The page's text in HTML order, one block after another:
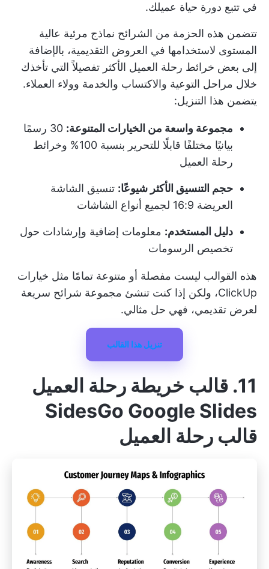
في تتبع دورة حياة عميلك.
تتضمن هذه الحزمة من الشرائح نماذج مرئية عالية
المستوى لاستخدامها في العروض التقديمية، بالإضافة
إلى بعض خرائط رحلة العميل الأكثر تفصيلاً التي تأخذك
خلال مراحل التوعية والاكتساب والخدمة وولاء العملاء.
يتضمن هذا التنزيل:
مجموعة واسعة من الخيارات المتنوعة:
30 رسمًا
بيانيًا مختلفًا قابلًا للتحرير بنسبة 100% وخرائط
رحلة العميل
حجم التنسيق الأكثر شيوعًا: تنسيق الشاشة
العريضة 16:9 لجميع أنواع الشاشات
دليل المستخدم: معلومات إضافية وإرشادات حول
تخصيص الرسومات
هذه القوالب ليست مفصلة أو متنوعة تمامًا مثل خيارات
ClickUp، ولكن إذا كنت تنشئ مجموعة شرائح سريعة
لعرض تقديمي، فهي حل مثالي.
تنزيل هذا القالب
11. قالب خريطة رحلة العميل
SidesGo Google Slides
قالب رحلة العميل